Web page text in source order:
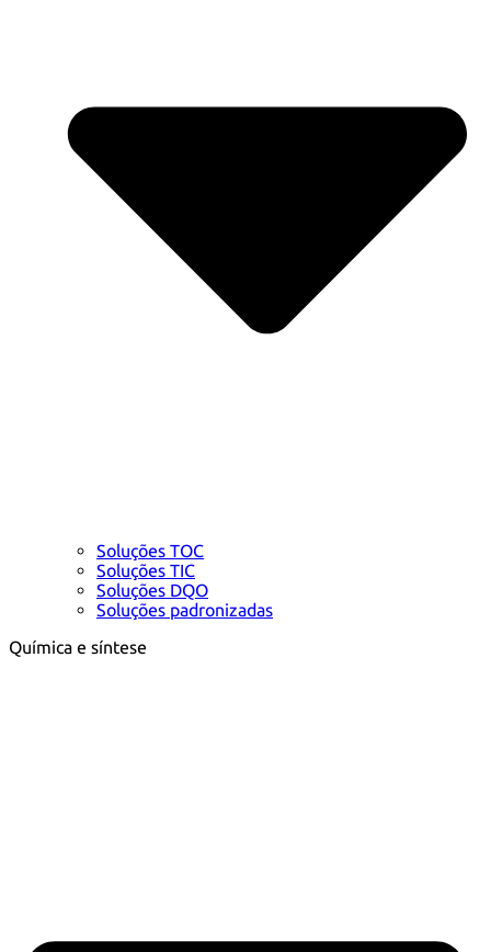
Soluções TOC
Soluções TIC
Soluções DQO
Soluções padronizadas
Química e síntese